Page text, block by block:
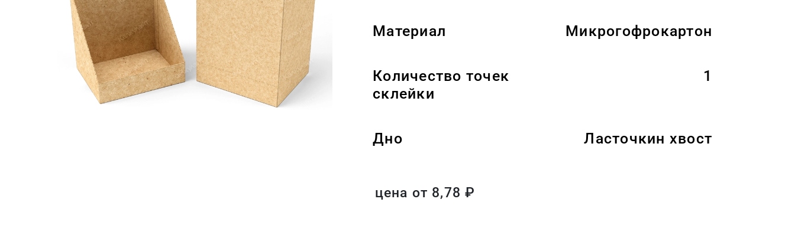
Материал Микрогофрокартон
Количество точек
склейки
1
Дно Ласточкин хвост
цена от 8,78 ₽